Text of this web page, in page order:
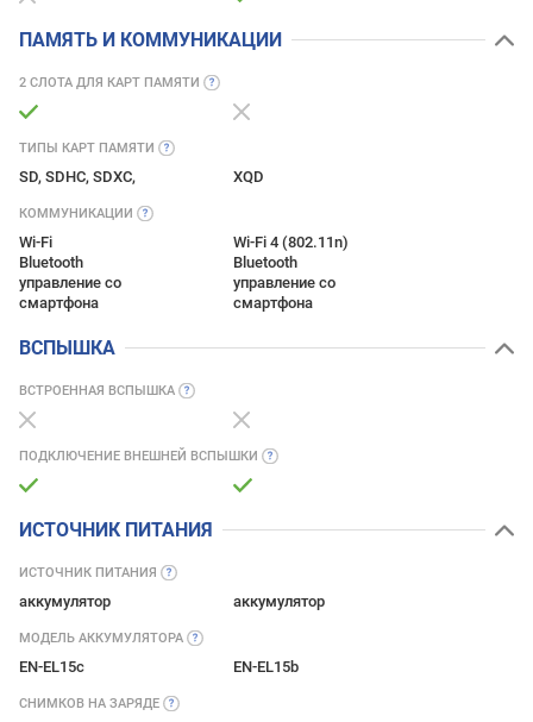
ПАМЯТЬ И КОММУНИКАЦИИ
2 СЛОТА ДЛЯ КАРТ ПАМЯТИ
ТИПЫ КАРТ ПАМЯТИ
SD, SDHC, SDXC, XQD
КОММУНИКАЦИИ
Wi-Fi
Bluetooth
управление со
смартфона
Wi-Fi 4 (802.11n)
Bluetooth
управление со
смартфона
ВСПЫШКА
ВСТРОЕННАЯ ВСПЫШКА
ПОДКЛЮЧЕНИЕ ВНЕШНЕЙ ВСПЫШКИ
ИСТОЧНИК ПИТАНИЯ
ИСТОЧНИК ПИТАНИЯ
аккумулятор аккумулятор
МОДЕЛЬ АККУМУЛЯТОРА
EN-EL15c EN-EL15b
СНИМКОВ НА ЗАРЯДЕ